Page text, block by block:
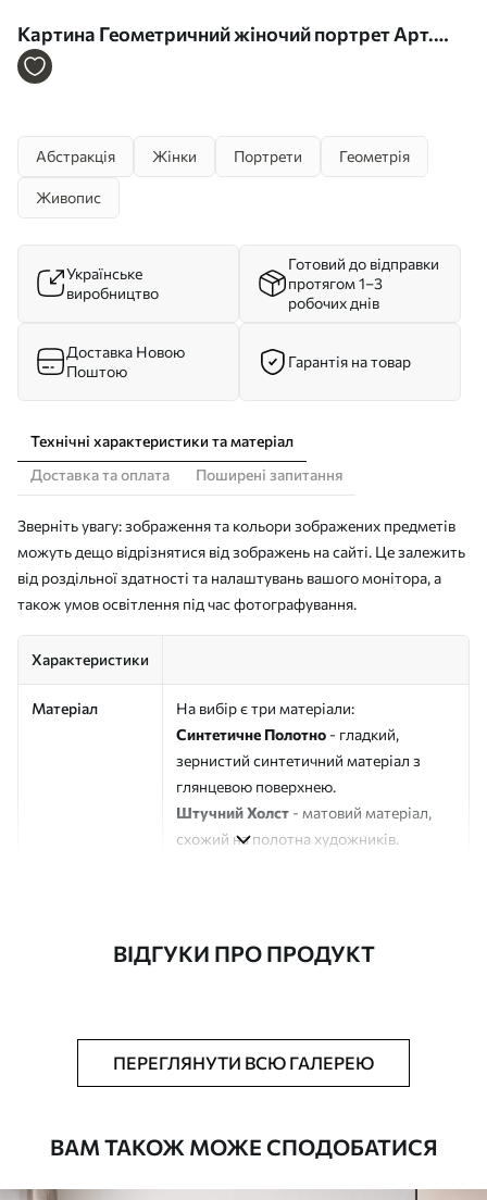
Картина Геометричний жіночий портрет Арт.
s46220
Абстракція Жінки Портрети Геометрія
Живопис
Українське
виробництво
Готовий до відправки
протягом 1–3
робочих днів
Доставка Новою
Поштою
Гарантія на товар
Технічні характеристики та матеріал
Доставка та оплата
Поширені запитання
Зверніть увагу: зображення та кольори зображених предметів
можуть дещо відрізнятися від зображень на сайті. Це залежить
від роздільної здатності та налаштувань вашого монітора, а
також умов освітлення під час фотографування.
Характеристики
Матеріал
На вибір є три матеріали:
Синтетичне Полотно - гладкий,
зернистий синтетичний матеріал з
глянцевою поверхнею.
Штучний Холст - матовий матеріал,
схожий на полотна художників.
Додатково Можна додати лакове покриття.
Від290.00грн
ВІДГУКИ ПРО ПРОДУКТ
ПЕРЕГЛЯНУТИ ВСЮ ГАЛЕРЕЮ
ВАМ ТАКОЖ МОЖЕ СПОДОБАТИСЯ